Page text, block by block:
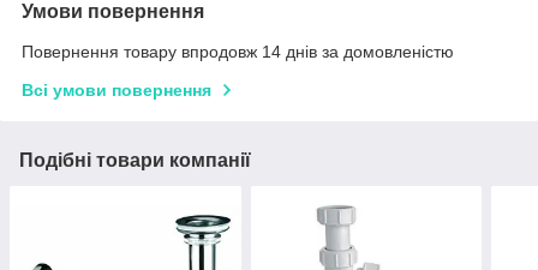
Умови повернення
Повернення товару впродовж 14 днів за домовленістю
Всі умови повернення
Подібні товари компанії